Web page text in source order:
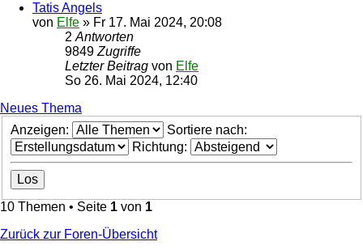
Tatis Angels
von Elfe » Fr 17. Mai 2024, 20:08
2 Antworten
9849 Zugriffe
Letzter Beitrag von Elfe
So 26. Mai 2024, 12:40
Neues Thema
Anzeigen:
Sortiere nach:
Richtung:
10 Themen • Seite 1 von 1
Zurück zur Foren-Übersicht